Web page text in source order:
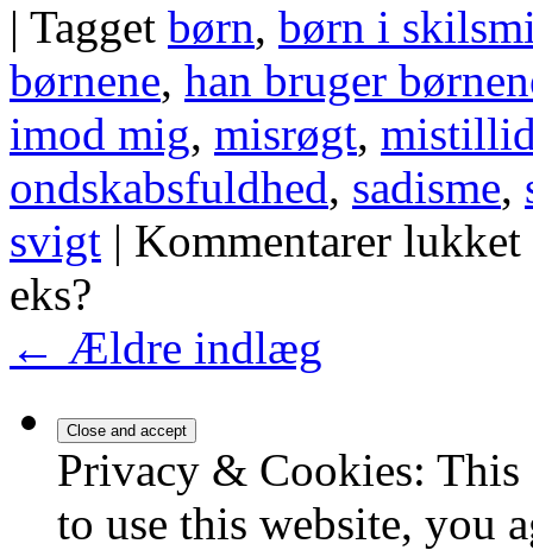
| Tagget børn, børn i
børnene, han bruger
imod mig, misrøgt,
ondskabsfuldhed, sadisme,
svigt | Kommentarer lukket
eks?
← Ældre indlæg
Privacy & Cookies:
to use this website, you